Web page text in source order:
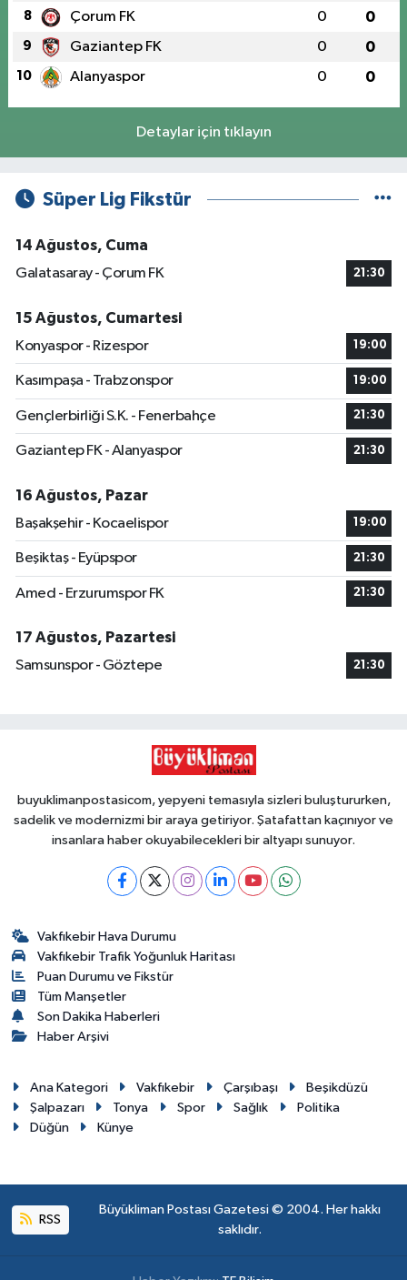
8 Çorum FK 0 0
9 Gaziantep FK 0 0
10 Alanyaspor 0 0
Detaylar için tıklayın
Süper Lig Fikstür
14 Ağustos, Cuma
Galatasaray - Çorum FK
21:30
15 Ağustos, Cumartesi
Konyaspor - Rizespor
19:00
Kasımpaşa - Trabzonspor 19:00
Gençlerbirliği S.K. - Fenerbahçe 21:30
Gaziantep FK - Alanyaspor 21:30
16 Ağustos, Pazar
Başakşehir - Kocaelispor
19:00
Beşiktaş - Eyüpspor 21:30
Amed - Erzurumspor FK 21:30
17 Ağustos, Pazartesi
Samsunspor - Göztepe
21:30
buyuklimanpostasicom, yepyeni temasıyla sizleri buluştururken,
sadelik ve modernizmi bir araya getiriyor. Şatafattan kaçınıyor ve
insanlara haber okuyabilecekleri bir altyapı sunuyor.
Vakfıkebir Hava Durumu
Vakfıkebir Trafik Yoğunluk Haritası
Puan Durumu ve Fikstür
Tüm Manşetler
Son Dakika Haberleri
Haber Arşivi
Ana Kategori Vakfıkebir Çarşıbaşı
Beşikdüzü
Şalpazarı
Tonya Spor Sağlık
Politika
Düğün
Künye
RSS
Büyükliman Postası Gazetesi © 2004. Her hakkı
saklıdır.